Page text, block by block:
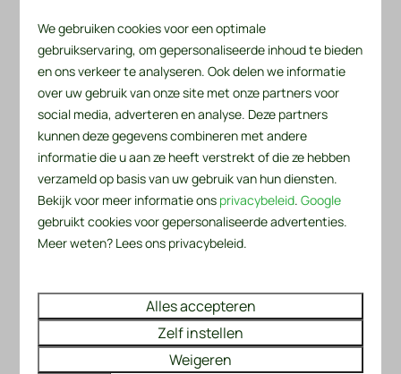
meerdere verkoopkanalen, het gebruik van een
channel manager, het toepassen van
yieldmanagement en het hebben van focus op
gasttevredenheid, kunnen wij uw huurinkomsten
optimaliseren en het rendement op uw investering
vergroten. Wij weten dat het belangrijk is om de
markt en trends te blijven volgen, uw prijsstrategieën
aan te passen en constant te streven naar
verbetering om concurrentievoordeel te behouden.
Wilt u meer informatie over het verhuren van uw
bungalow of chalet via Recreatiepark De
Wielen? Neem contact op via het onderstaande
We gebruiken cookies voor een optimale
gebruikservaring, om gepersonaliseerde inhoud te bieden
en ons verkeer te analyseren. Ook delen we informatie
over uw gebruik van onze site met onze partners voor
social media, adverteren en analyse. Deze partners
kunnen deze gegevens combineren met andere
informatie die u aan ze heeft verstrekt of die ze hebben
verzameld op basis van uw gebruik van hun diensten.
Bekijk voor meer informatie ons privacybeleid.Google
gebruikt cookies voor gepersonaliseerde advertenties.
Meer weten? Lees ons privacybeleid.
Alles accepteren
Zelf instellen
Weigeren